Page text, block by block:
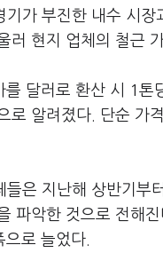
가 부진한 내수 시
러 현지 업체의 철근
를 달러로 환산 시 1
로 알려졌다. 단순 가
은 지난해 상반기
파악한 것으로 전해
로 늘었다.